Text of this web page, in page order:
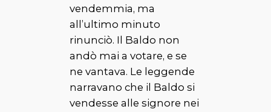
vendemmia, ma
all’ultimo minuto
rinunciò. Il Baldo non
andò mai a votare, e se
ne vantava. Le leggende
narravano che il Baldo si
vendesse alle signore nei